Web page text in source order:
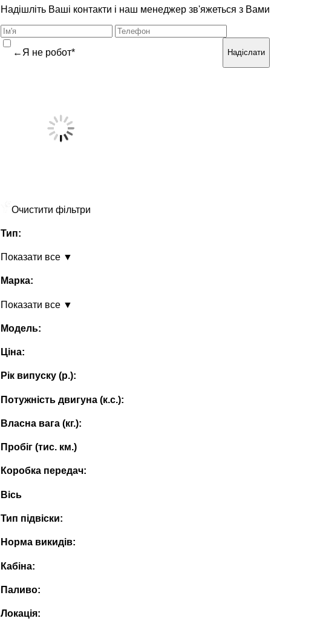
Надішліть Ваші контакти і наш менеджер зв'яжеться з Вами
←Я не робот* Надіслати
Очистити фільтри
Тип:
Показати все ▼
Марка:
Показати все ▼
Модель:
Ціна:
Рік випуску (p.):
Потужність двигуна (к.с.):
Власна вага (кг.):
Пробіг (тис. км.)
Коробка передач:
Вісь
Тип підвіски:
Норма викидів:
Кабіна:
Паливо:
Локація: